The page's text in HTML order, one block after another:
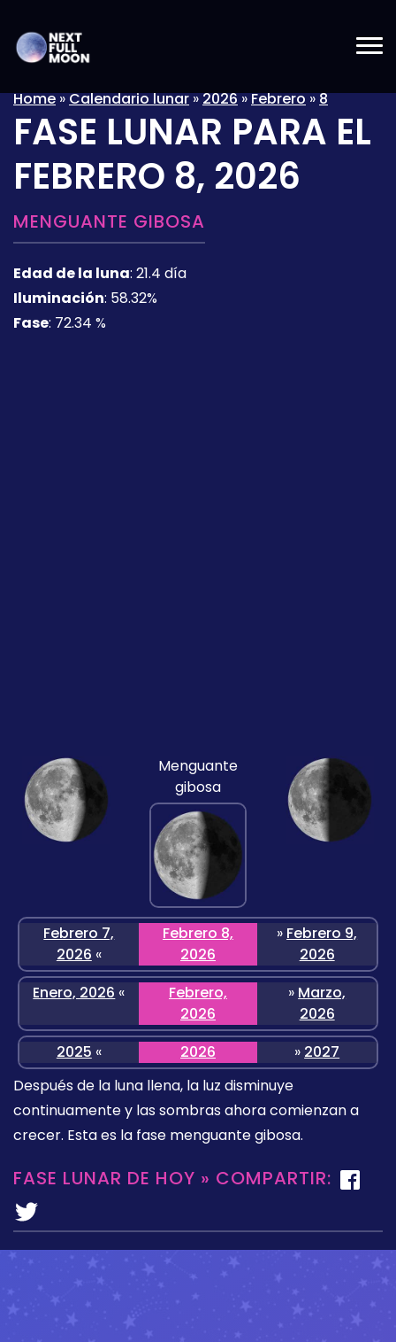
Home»Calendario lunar»2026»Febrero»8
FASE LUNAR PARA EL
FEBRERO 8, 2026
MENGUANTE GIBOSA
Edad de la luna: 21.4 día
Iluminación: 58.32%
Fase: 72.34 %
Menguante
gibosa
Febrero 7,
2026 «
Febrero 8,
2026
» Febrero 9,
2026
Enero, 2026 «
Febrero,
2026
» Marzo,
2026
2025 « 2026 » 2027
Después de la luna llena, la luz disminuye
continuamente y las sombras ahora comienzan a
crecer. Esta es la fase menguante gibosa.
FASE LUNAR DE HOY » COMPARTIR: